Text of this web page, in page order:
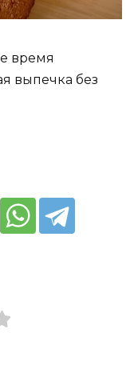
время
выпечка без